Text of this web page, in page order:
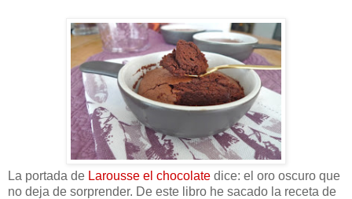
La portada de Larousse el chocolate dice: el oro oscuro que
no deja de sorprender. De este libro he sacado la receta de